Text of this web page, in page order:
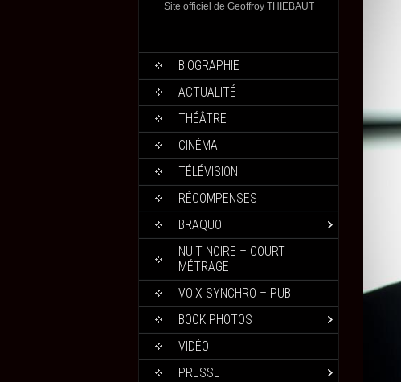
Site officiel de Geoffroy THIEBAUT
BIOGRAPHIE
ACTUALITÉ
THÉÂTRE
CINÉMA
TÉLÉVISION
RÉCOMPENSES
BRAQUO
NUIT NOIRE – COURT
MÉTRAGE
VOIX SYNCHRO – PUB
BOOK PHOTOS
VIDÉO
PRESSE